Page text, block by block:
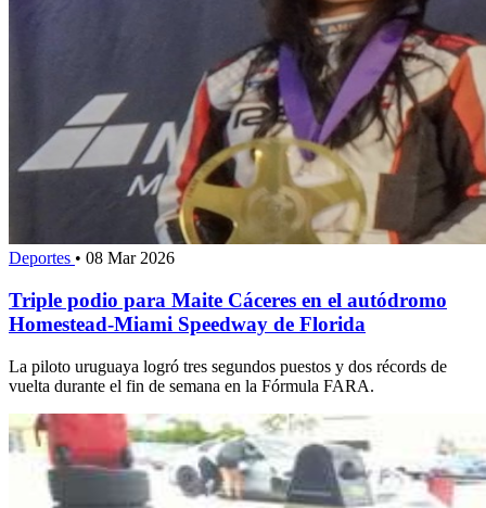
Deportes • 08 Mar 2026
Triple podio para Maite Cáceres en el autódromo
Homestead-Miami Speedway de Florida
La piloto uruguaya logró tres segundos puestos y dos récords de
vuelta durante el fin de semana en la Fórmula FARA.